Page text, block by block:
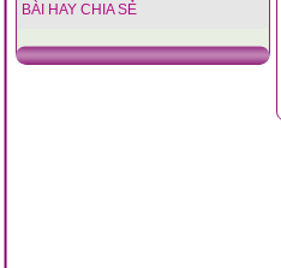
BÀI HAY CHIA SẺ